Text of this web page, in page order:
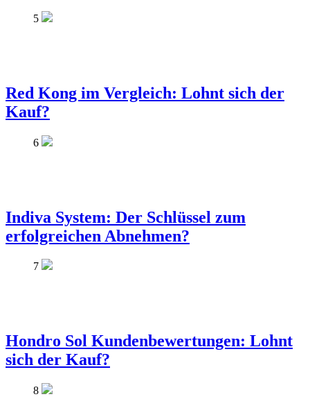
5
Red Kong im Vergleich: Lohnt sich der
Kauf?
6
Indiva System: Der Schlüssel zum
erfolgreichen Abnehmen?
7
Hondro Sol Kundenbewertungen: Lohnt
sich der Kauf?
8